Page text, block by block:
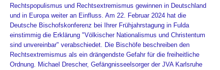
Rechtspopulismus und Rechtsextremismus gewinnen in Deutschland
und in Europa weiter an Einfluss. Am 22. Februar 2024 hat die
Deutsche Bischofskonferenz bei Ihrer Frühjahrstagung in Fulda
einstimmig die Erklärung "Völkischer Nationalismus und Christentum
sind unvereinbar" verabschiedet. Die Bischöfe beschreiben den
Rechtsextremismus als ein drängendste Gefahr für die freiheitliche
Ordnung. Michael Drescher, Gefängnisseelsorger der JVA Karlsruhe